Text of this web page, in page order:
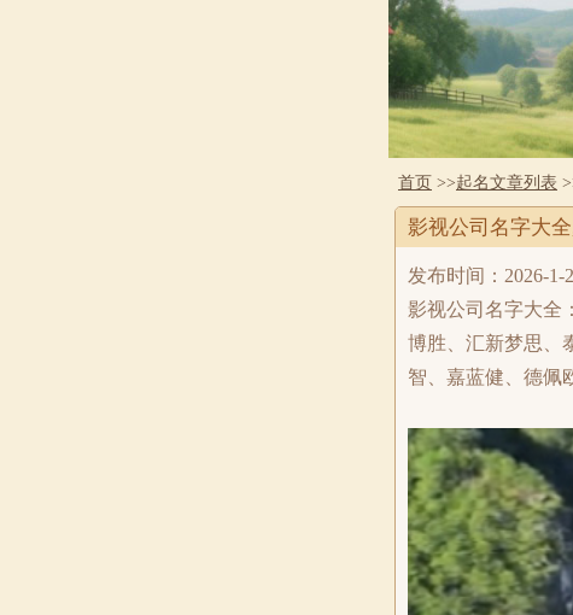
首页 >>起名文章列表
影视公司名字大
发布时间：2026-1-
影视公司名字大全
博胜、汇新梦思、
智、嘉蓝健、德佩